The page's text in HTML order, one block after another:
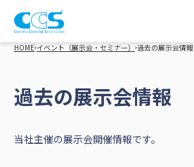
画像処理用の製品検索
HOMEイベント（展示会・セミナー） 過去の展示会情報
過去の展示会情報
当社主催の展示会開催情報です。